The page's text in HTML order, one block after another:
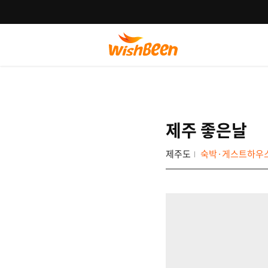
제주 좋은날
제주도 숙박·게스트하우